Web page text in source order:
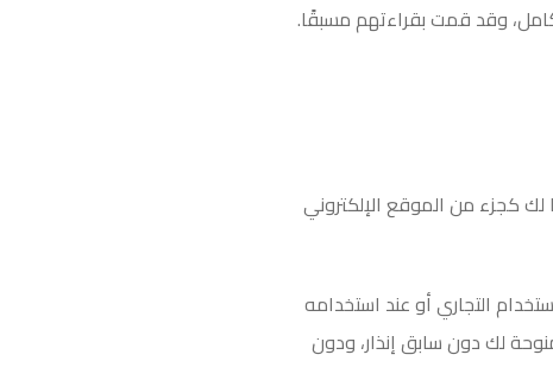
وقد قمت بقراءتهم مسبقًا.
لك كجزء من الموقع الإلكتروني
التجاري أو عند استخدامه
لك دون سابق إنذار، ودون